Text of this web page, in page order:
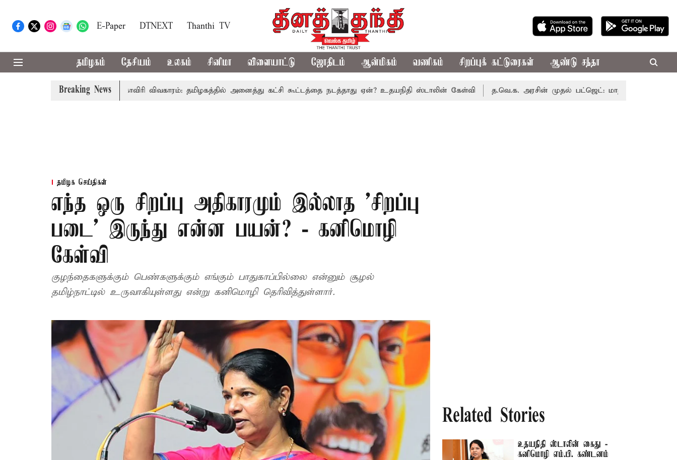
E-Paper DTNEXT Thanthi TV
தமிழகம் தேசியம் உலகம் சினிமா விளையாட்டு ஜோதிடம் ஆன்மிகம் வணிகம் சிறப்புக் கட்டுரைகள் ஆண்டு சந்தா
Breaking News
அமைச்சர் விஜய் உரை காவிரி விவகாரம்: தமிழகத்தில் அனைத்து கட்சி கூட்டத்தை நடத்தாது ஏன்? உதயநிதி ஸ்டாலின் கேள்வி த.வெ.க. அரசின் முதல் பட்ஜெட்: மாற்றமா?, தடுமாற்றமா?
தமிழக செய்திகள்
எந்த ஒரு சிறப்பு அதிகாரமும் இல்லாத 'சிறப்பு
படை' இருந்து என்ன பயன்? - கனிமொழி
கேள்வி
குழந்தைகளுக்கும் பெண்களுக்கும் எங்கும் பாதுகாப்பில்லை என்னும் சூழல்
தமிழ்நாட்டில் உருவாகியுள்ளது என்று கனிமொழி தெரிவித்துள்ளார்.
Related Stories
உதயநிதி ஸ்டாலின் கைது -
கனிமொழி எம்.பி. கண்டனம்